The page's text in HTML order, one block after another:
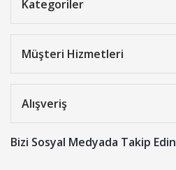
Kategoriler
Müşteri Hizmetleri
Alışveriş
Bizi Sosyal Medyada Takip Edin